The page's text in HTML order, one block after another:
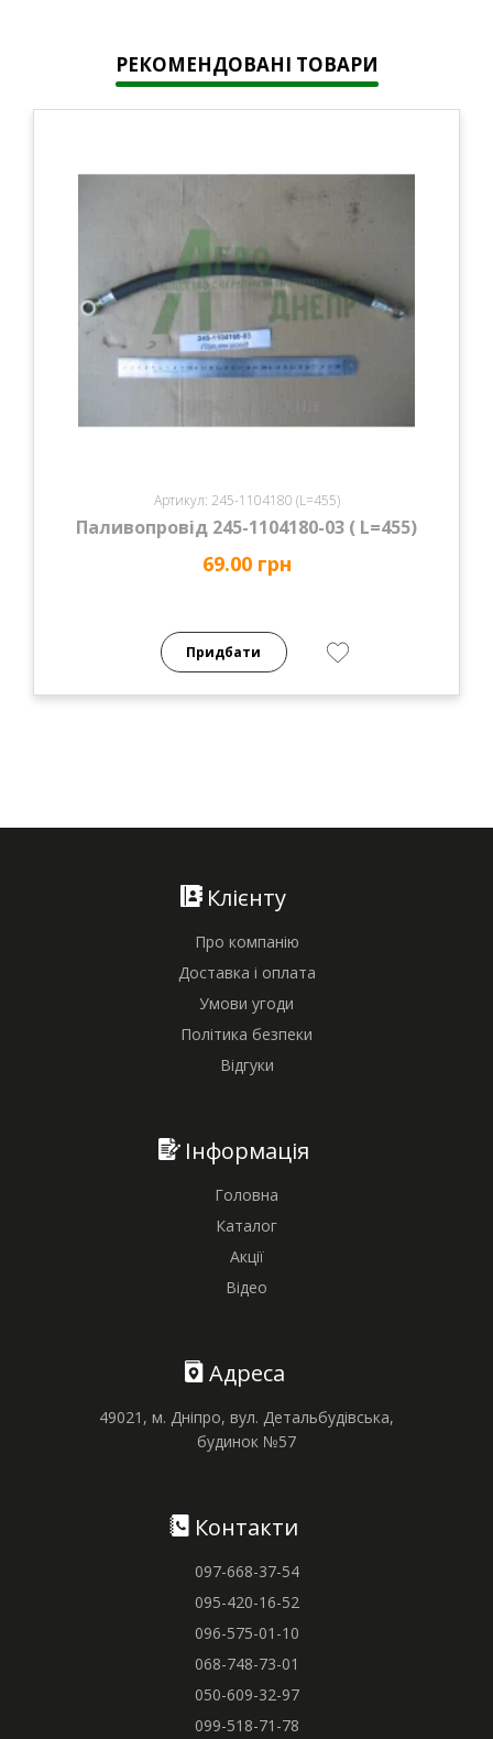
РЕКОМЕНДОВАНІ ТОВАРИ
Артикул: 245-1104180 (L=455)
Паливопровід 245-1104180-03 ( L=455)
69.00 грн
Придбати
Клієнту
Про компанію
Доставка і оплата
Умови угоди
Політика безпеки
Відгуки
Інформація
Головна
Каталог
Акції
Відео
Адреса
49021, м. Дніпро, вул. Детальбудівська,
будинок №57
Контакти
097-668-37-54
095-420-16-52
096-575-01-10
068-748-73-01
050-609-32-97
099-518-71-78